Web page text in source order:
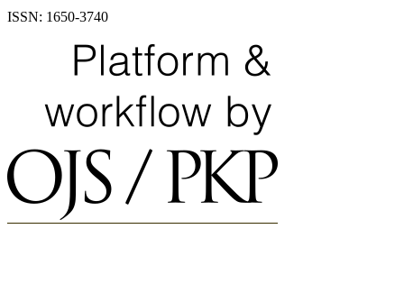
ISSN: 1650-3740